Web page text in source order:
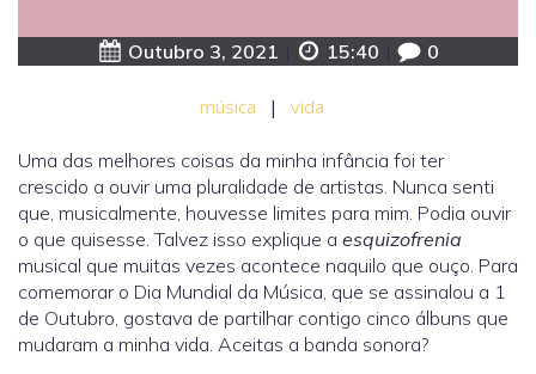
Outubro 3, 2021 15:40 0
música | vida
Uma das melhores coisas da minha infância foi ter
crescido a ouvir uma pluralidade de artistas. Nunca senti
que, musicalmente, houvesse limites para mim. Podia ouvir
o que quisesse. Talvez isso explique a esquizofrenia
musical que muitas vezes acontece naquilo que ouço. Para
comemorar o Dia Mundial da Música, que se assinalou a 1
de Outubro, gostava de partilhar contigo cinco álbuns que
mudaram a minha vida. Aceitas a banda sonora?